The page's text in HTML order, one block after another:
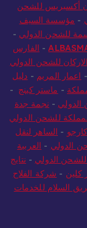
أكسبريس للشحن
- مؤسسة السيف
للشحن الدولي -
- الفارس
للشحن الدولي
- اعمار المريم - دليل
- ماستر كينج -
- نجمة جدة
للشحن الدولي
- الساهر لنقل
الدولي - العربية
للشحن الدولي - نتايج
كلين - شركة الفلاح
السلام للخدمات